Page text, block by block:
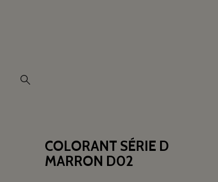
COLORANT SÉRIE D
MARRON D02